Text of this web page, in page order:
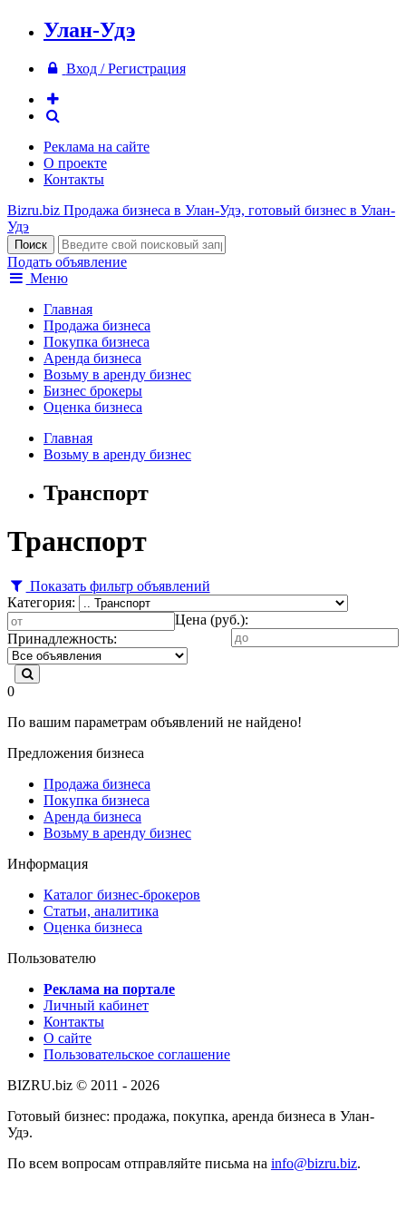
Улан-Удэ
Вход / Регистрация
Реклама на сайте
О проекте
Контакты
Bizru.biz Продажа бизнеса в Улан-Удэ, готовый бизнес в Улан-
Удэ
Подать объявление
Меню
Главная
Продажа бизнеса
Покупка бизнеса
Аренда бизнеса
Возьму в аренду бизнес
Бизнес брокеры
Оценка бизнеса
Главная
Возьму в аренду бизнес
Транспорт
Транспорт
Показать фильтр объявлений
Категория:
Цена (руб.):
Принадлежность:
0
По вашим параметрам объявлений не найдено!
Предложения бизнеса
Продажа бизнеса
Покупка бизнеса
Аренда бизнеса
Возьму в аренду бизнес
Информация
Каталог бизнес-брокеров
Статьи, аналитика
Оценка бизнеса
Пользователю
Реклама на портале
Личный кабинет
Контакты
О сайте
Пользовательское соглашение
BIZRU.biz © 2011 - 2026
Готовый бизнес: продажа, покупка, аренда бизнеса в Улан-
Удэ.
По всем вопросам отправляйте письма на info@bizru.biz.